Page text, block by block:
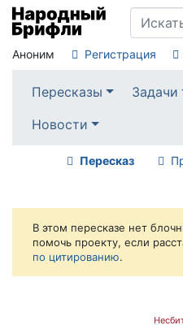
Аноним Регистрация
Пересказы Задачи
Новости
Пересказ
В этом пересказе нет
помочь проекту, если
по цитированию.